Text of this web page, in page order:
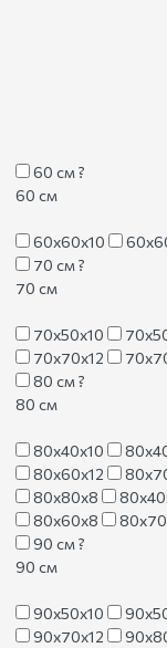
60 см?
60 см
60х60х10
70 см?
70 см
70х50х10
70х70х12
80 см?
80 см
80х40х10
80х60х12
80х80х8
80х60х8
90 см?
90 см
90х50х10
90х70х12